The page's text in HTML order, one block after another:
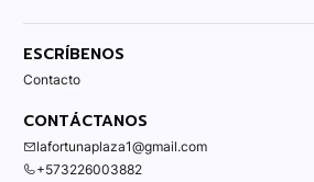
ESCRÍBENOS
Contacto
CONTÁCTANOS
lafortunaplaza1@gmail.com
+573226003882